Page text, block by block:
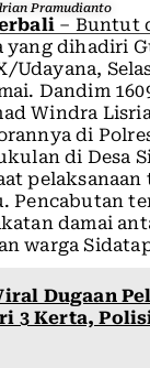
Pramudianto
– Buntut
yang dihadiri
Udayana,
Dandim
Windra
di
di Desa
pelaksanaan
Pencabutan
damai
warga
Dugaan
3 Kerta,